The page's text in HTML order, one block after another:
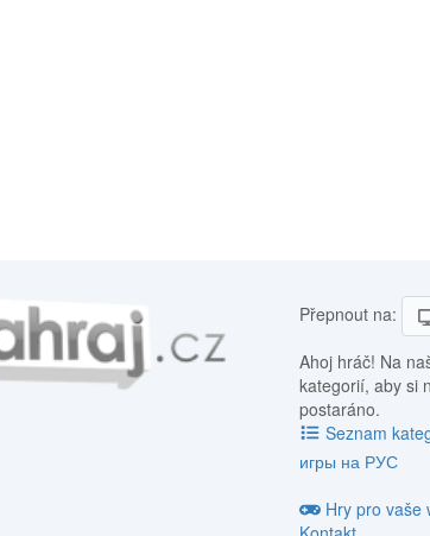
Přepnout na:
Ahoj hráč! Na
kategorií, aby si
postaráno.
Seznam
игры на РУС
Hry pro vaše